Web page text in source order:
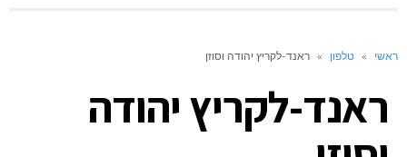
ראשי » טלפון » ראנד-לקריץ יהודה וסוזן
ראנד-לקריץ יהודה